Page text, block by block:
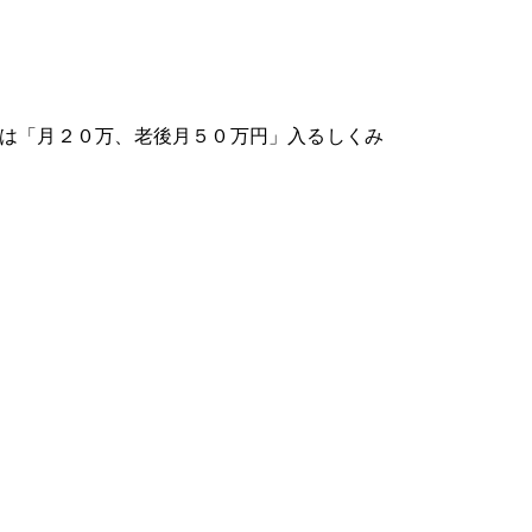
「月２０万、老後月５０万円」入るしくみ